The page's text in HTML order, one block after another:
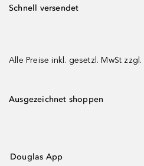
Schnell versendet
Alle Preise inkl. gesetzl. MwSt zzgl.
Ausgezeichnet shoppen
Douglas App